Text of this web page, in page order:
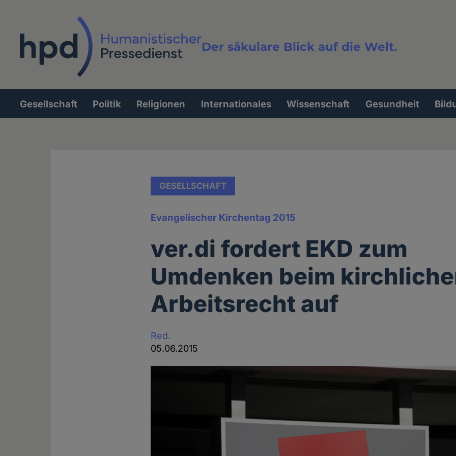
Der säkulare Blick auf die Welt.
Volltextsuche
Hauptnavigation
Gesellschaft Politik Religionen Internationales Wissenschaft Gesundheit
GESELLSCHAFT
Evangelischer Kirchentag 2015
ver.di fordert EKD zum
Umdenken beim
Arbeitsrecht auf
Red.
05.06.2015